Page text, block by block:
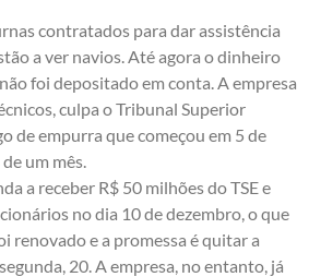
contratados para dar assistência
a ver navios. Até agora o dinheiro
foi depositado em conta. A empresa
culpa o Tribunal Superior
de empurra que começou em 5 de
um mês.
a receber R$ 50 milhões do TSE e
no dia 10 de dezembro, o que
renovado e a promessa é quitar a
20. A empresa, no entanto, já